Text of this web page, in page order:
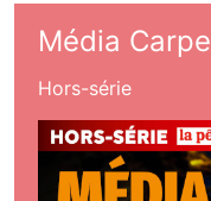
Média Carpe
Hors-série